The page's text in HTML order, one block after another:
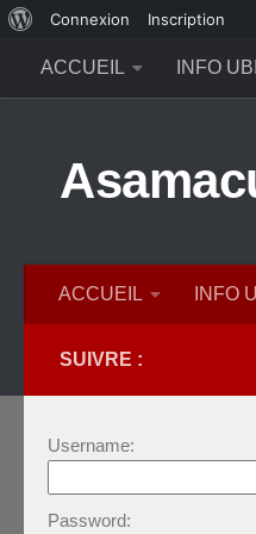
propos
de
Connexion Inscription
ACCUEIL
INFO UBI
ACCUEIL INFO
SUIVRE :
Username:
Password: